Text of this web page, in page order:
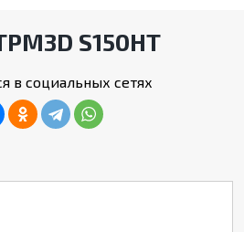
S150HT
в социальных сетях